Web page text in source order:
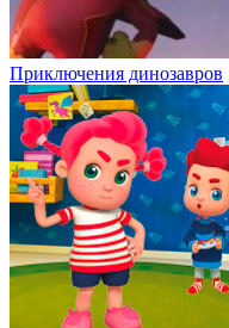
Приключения динозавров